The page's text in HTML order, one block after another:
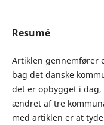
Resumé
Artiklen gennemfører
bag det danske
det er opbygget i
ændret af tre
med artiklen er at